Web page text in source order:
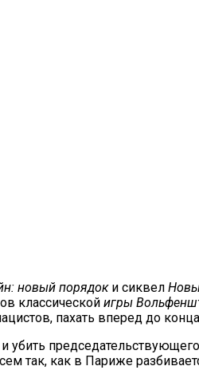
новый порядоки сиквел
классической игры
пахать вперед до
убить
так, как в Париже